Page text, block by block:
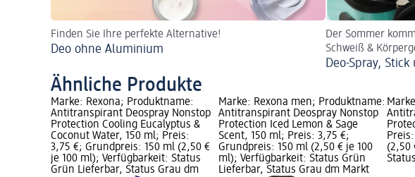
Finden Sie Ihre perfekte Alternative!
Deo ohne Aluminium
Der Sommer
Schweiß &
Deo-Spray, Stick
Ähnliche Produkte
Marke: Rexona; Produktname:
Antitranspirant Deospray Nonstop
Protection Cooling Eucalyptus &
Coconut Water, 150 ml; Preis:
3,75 €; Grundpreis: 150 ml (2,50 €
je 100 ml); Verfügbarkeit: Status
Grün Lieferbar, Status Grau dm
Marke: Rexona men; Produktname:
Antitranspirant Deospray Nonstop
Protection Iced Lemon & Sage
Scent, 150 ml; Preis: 3,75 €;
Grundpreis: 150 ml (2,50 € je 100
ml); Verfügbarkeit: Status Grün
Lieferbar, Status Grau dm Markt
(2,50